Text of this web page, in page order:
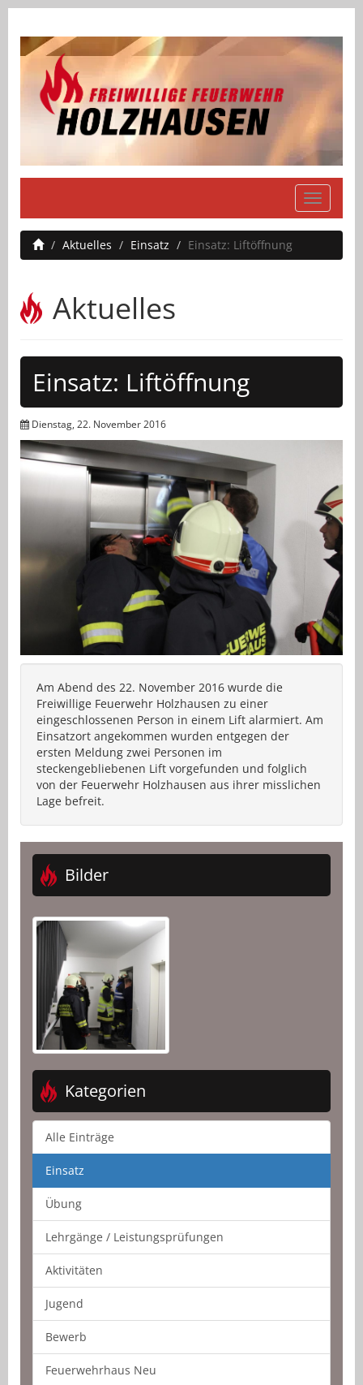
Aktuelles
Einsatz Einsatz: Liftöffnung
Aktuelles
Einsatz: Liftöffnung
Dienstag, 22. November 2016
Am Abend des 22. November 2016 wurde die
Freiwillige Feuerwehr Holzhausen zu einer
eingeschlossenen Person in einem Lift alarmiert. Am
Einsatzort angekommen wurden entgegen der
ersten Meldung zwei Personen im
steckengebliebenen Lift vorgefunden und folglich
von der Feuerwehr Holzhausen aus ihrer misslichen
Lage befreit.
Bilder
Kategorien
Alle Einträge
Einsatz
Übung
Lehrgänge / Leistungsprüfungen
Aktivitäten
Jugend
Bewerb
Feuerwehrhaus Neu